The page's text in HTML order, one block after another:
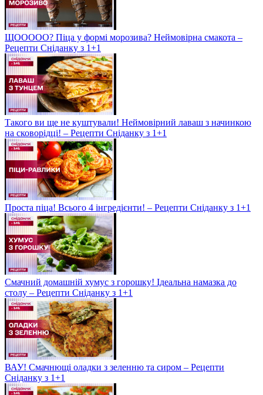
ЩООООО? Піца у формі морозива? Неймовірна смакота –
Рецепти Сніданку з 1+1
Такого ви ще не куштували! Неймовірний лаваш з начинкою
на сковорідці! – Рецепти Сніданку з 1+1
Проста піца! Всього 4 інгредієнти! – Рецепти Сніданку з 1+1
Смачний домашній хумус з горошку! Ідеальна намазка до
столу – Рецепти Сніданку з 1+1
ВАУ! Смачнющі оладки з зеленню та сиром – Рецепти
Сніданку з 1+1